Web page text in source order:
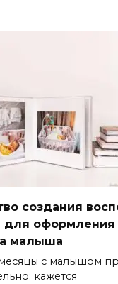
создания
для оформления
малыша
с малышом
кажется